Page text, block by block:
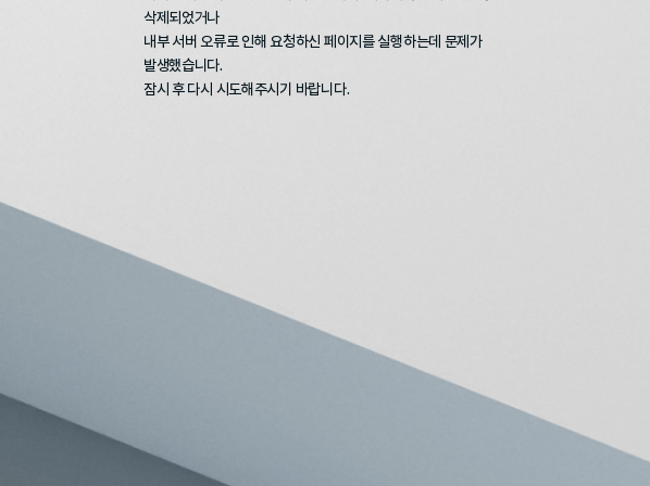
삭제되었거나
내부 서버 오류로 인해 요청하신 페이지를 실행하는데 문제가
발생했습니다.
잠시 후 다시 시도해주시기 바랍니다.